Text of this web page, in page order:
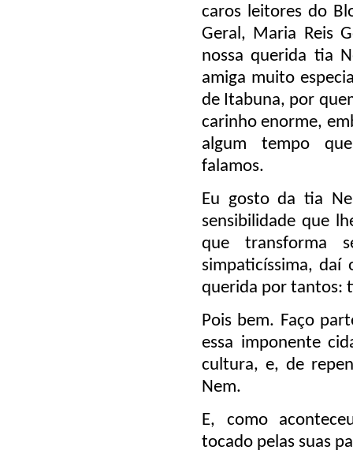
caros leitores do
Geral, Maria Reis
nossa querida tia
amiga muito
de Itabuna, por
carinho enorme,
algum tempo
falamos.
Eu gosto da tia
sensibilidade que
que transforma
simpaticíssima, daí
querida por tantos:
Pois bem. Faço
essa imponente
cultura, e, de
Nem.
E, como
tocado pelas suas